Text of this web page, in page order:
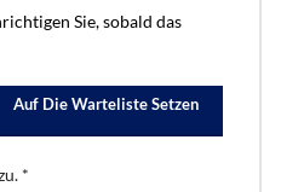
Partner
Sie, sobald das
Auf Die Warteliste Setzen
*